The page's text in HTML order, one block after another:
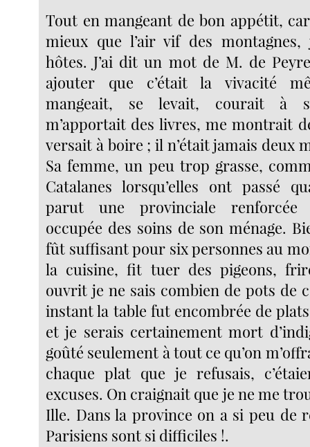
Tout en mangeant de bon appétit,
mieux que l’air vif des montagnes,
hôtes. J’ai dit un mot de M. de
ajouter que c’était la vivacité
mangeait, se levait, courait à
m’apportait des livres, me montrait
versait à boire ; il n’était jamais deux
Sa femme, un peu trop grasse,
Catalanes lorsqu’elles ont passé
parut une provinciale renforcée
occupée des soins de son ménage.
fût suffisant pour six personnes au
la cuisine, fit tuer des pigeons,
ouvrit je ne sais combien de pots de
instant la table fut encombrée de
et je serais certainement mort
goûté seulement à tout ce qu’on
chaque plat que je refusais,
excuses. On craignait que je ne me
Ille. Dans la province on a si peu de
Parisiens sont si difficiles !.